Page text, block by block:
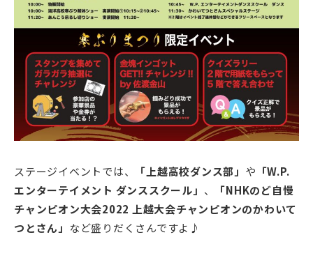
ステージイベントでは、 「上越高校ダンス部」 や 「W.P.
エンターテイメント ダンススクール」 、
「NHKのど自慢
チャンピオン大会2022 上越大会チャンピオンのかわいて
つとさん」 など盛りだくさんですよ♪